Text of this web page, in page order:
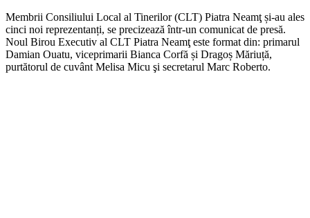
Membrii Consiliului Local al Tinerilor (CLT) Piatra Neamţ și-au ales
cinci noi reprezentanți, se precizează într-un comunicat de presă.
Noul Birou Executiv al CLT Piatra Neamţ este format din: primarul
Damian Ouatu, viceprimarii Bianca Corfă și Dragoș Măriuță,
purtătorul de cuvânt Melisa Micu şi secretarul Marc Roberto.